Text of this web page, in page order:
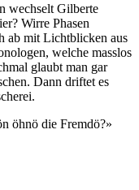
wechselt Gilberte
Wirre Phasen
ab mit Lichtblicken aus
welche masslos
glaubt man gar
Dann driftet es
öhnö die Fremdö?»